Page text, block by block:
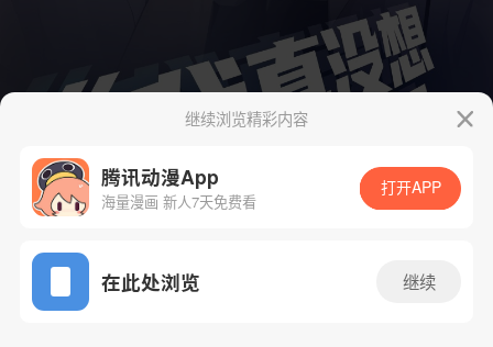
App免费看
下一话 腾漫App免费看
继续浏览精彩内容
腾讯动漫App
海量漫画 新人7天免费看
打开APP
在此处浏览 继续